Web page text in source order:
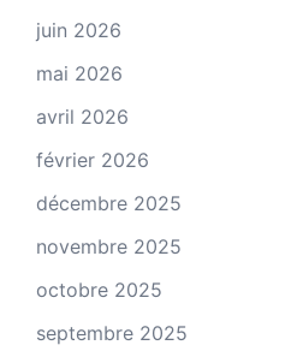
juin 2026
mai 2026
avril 2026
février 2026
décembre 2025
novembre 2025
octobre 2025
septembre 2025